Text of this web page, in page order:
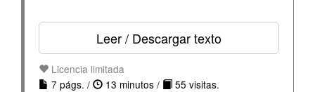
Leer / Descargar texto
Licencia limitada
7 págs. /
13 minutos /
55 visitas.